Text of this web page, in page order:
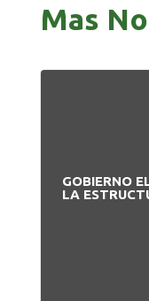
Mas
GOBIERNO
LA